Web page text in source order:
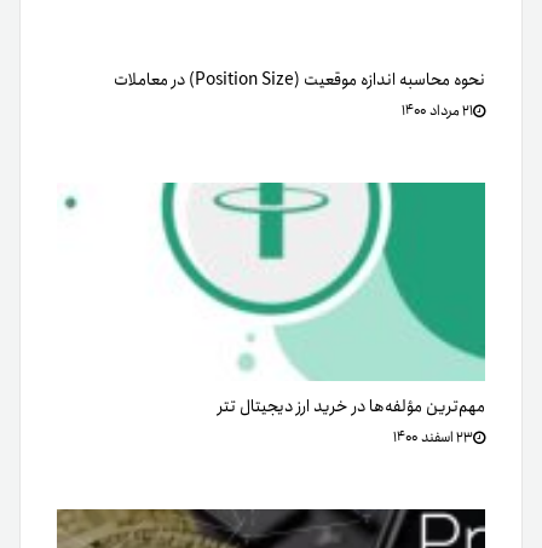
نحوه محاسبه اندازه موقعیت (Position Size) در معاملات
۲۱ مرداد ۱۴۰۰
مهم‌ترین مؤلفه‌ها در خرید ارز دیجیتال تتر
۲۳ اسفند ۱۴۰۰